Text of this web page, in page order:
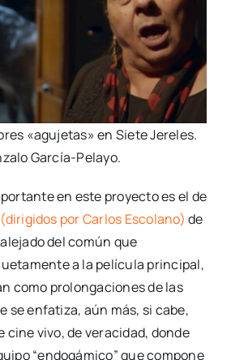
«agujetas» en Siete Jereles.
García-Pelayo.
en este proyecto es el de
por Carlos Escolano) de
del común que
a la película principal,
como prolongaciones de las
se enfatiza, aún más, si cabe,
cine vivo, de veracidad, donde
“endogámico” que compone